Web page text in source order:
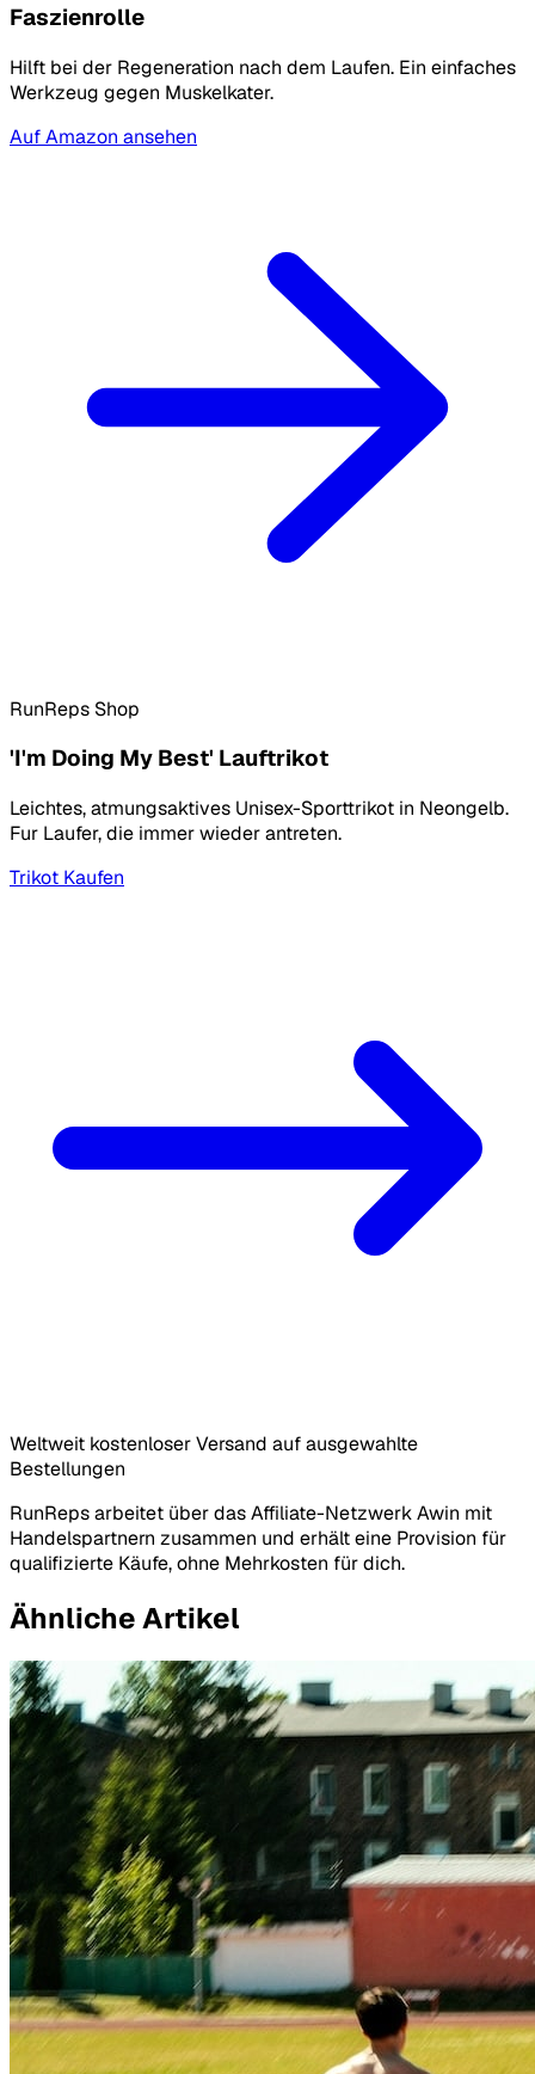
Faszienrolle
Hilft bei der Regeneration nach dem Laufen. Ein einfaches
Werkzeug gegen Muskelkater.
Auf Amazon ansehen
RunReps Shop
'I'm Doing My Best' Lauftrikot
Leichtes, atmungsaktives Unisex-Sporttrikot in Neongelb.
Fur Laufer, die immer wieder antreten.
Trikot Kaufen
Weltweit kostenloser Versand auf ausgewahlte
Bestellungen
RunReps arbeitet über das Affiliate-Netzwerk Awin mit
Handelspartnern zusammen und erhält eine Provision für
qualifizierte Käufe, ohne Mehrkosten für dich.
Ähnliche Artikel